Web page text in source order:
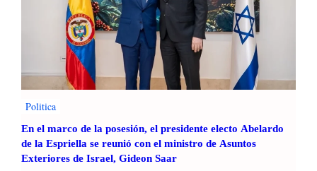
Politica
En el marco de la posesión, el presidente electo Abelardo
de la Espriella se reunió con el ministro de Asuntos
Exteriores de Israel, Gideon Saar